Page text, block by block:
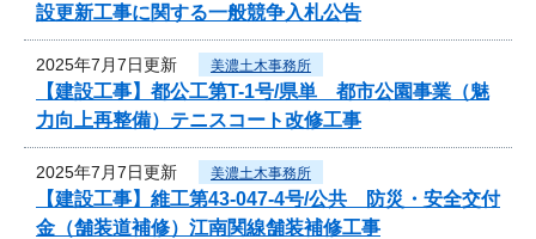
設更新工事に関する一般競争入札公告
2025年7月7日更新 美濃土木事務所
【建設工事】都公工第T-1号/県単 都市公園事業（魅
力向上再整備）テニスコート改修工事
2025年7月7日更新 美濃土木事務所
【建設工事】維工第43-047-4号/公共 防災・安全交付
金（舗装道補修）江南関線舗装補修工事